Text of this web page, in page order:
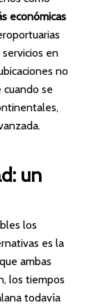
económicas
en
no
se
un
los
es la
ambas
los tiempos
todavía